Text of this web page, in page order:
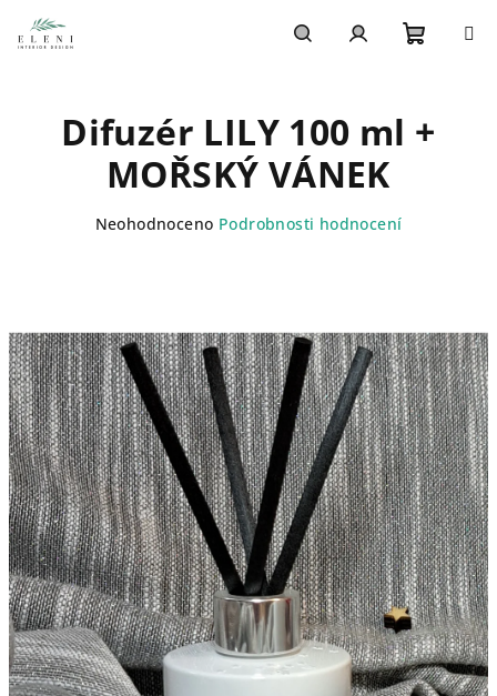
na
obsah
košík
Difuzér LILY 100 ml +
MOŘSKÝ VÁNEK
Průměrné
z
5
hvězdiček.
Neohodnoceno Podrobnosti hodnocení